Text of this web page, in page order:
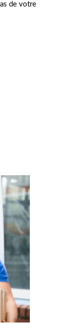
de votre